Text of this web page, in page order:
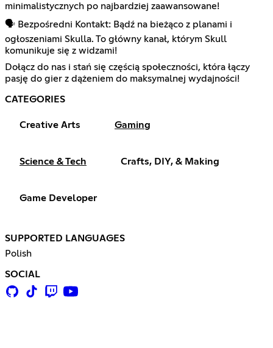
minimalistycznych po najbardziej zaawansowane!
🗣️ Bezpośredni Kontakt: Bądź na bieżąco z planami i
ogłoszeniami Skulla. To główny kanał, którym Skull
komunikuje się z widzami!
Dołącz do nas i stań się częścią społeczności, która łączy
pasję do gier z dążeniem do maksymalnej wydajności!
CATEGORIES
Creative Arts Gaming
Science & Tech Crafts, DIY, & Making
Game Developer
SUPPORTED LANGUAGES
Polish
SOCIAL